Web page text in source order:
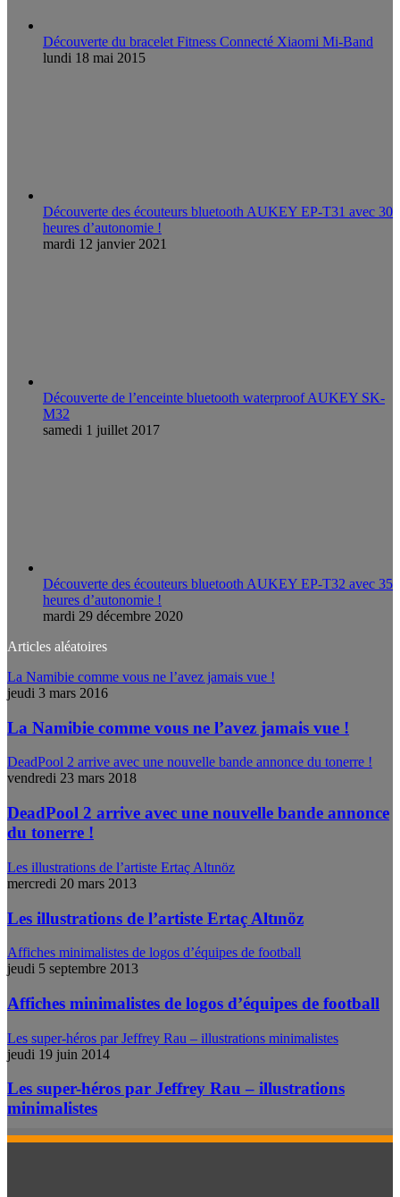
Découverte du bracelet Fitness Connecté Xiaomi Mi-Band
lundi 18 mai 2015
Découverte des écouteurs bluetooth AUKEY EP-T31 avec 30
heures d’autonomie !
mardi 12 janvier 2021
Découverte de l’enceinte bluetooth waterproof AUKEY SK-
M32
samedi 1 juillet 2017
Découverte des écouteurs bluetooth AUKEY EP-T32 avec 35
heures d’autonomie !
mardi 29 décembre 2020
Articles aléatoires
La Namibie comme vous ne l’avez jamais vue !
jeudi 3 mars 2016
La Namibie comme vous ne l’avez jamais vue !
DeadPool 2 arrive avec une nouvelle bande annonce du tonerre !
vendredi 23 mars 2018
DeadPool 2 arrive avec une nouvelle bande annonce
du tonerre !
Les illustrations de l’artiste Ertaç Altınöz
mercredi 20 mars 2013
Les illustrations de l’artiste Ertaç Altınöz
Affiches minimalistes de logos d’équipes de football
jeudi 5 septembre 2013
Affiches minimalistes de logos d’équipes de football
Les super-héros par Jeffrey Rau – illustrations minimalistes
jeudi 19 juin 2014
Les super-héros par Jeffrey Rau – illustrations
minimalistes